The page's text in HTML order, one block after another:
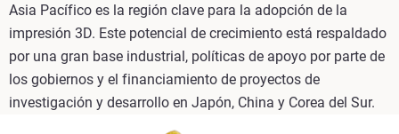
Asia Pacífico es la región clave para la adopción de la
impresión 3D. Este potencial de crecimiento está respaldado
por una gran base industrial, políticas de apoyo por parte de
los gobiernos y el financiamiento de proyectos de
investigación y desarrollo en Japón, China y Corea del Sur.